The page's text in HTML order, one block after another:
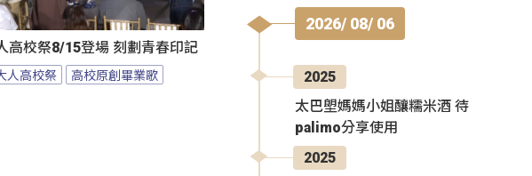
高校祭8/15登場 刻劃青春印記
人高校祭 高校原創畢業歌
2026/ 08/ 06
2025
太巴塱媽媽小姐釀糯米酒 待
palimo分享使用
2025